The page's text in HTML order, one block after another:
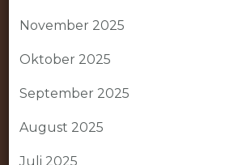
November 2025
Oktober 2025
September 2025
August 2025
Juli 2025